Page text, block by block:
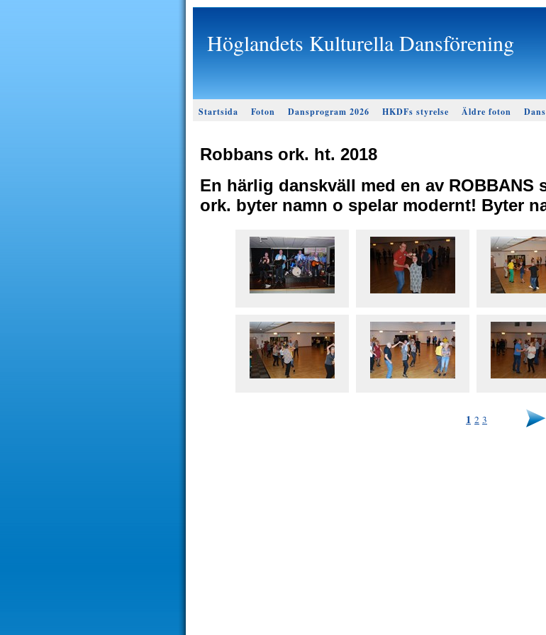
Höglandets Kulturella Dansförening
Startsida Foton Dansprogram 2026 HKDFs styrelse Äldre foton
Robbans ork. ht. 2018
En härlig danskväll med en av
ork. byter namn o spelar modernt! Byter
1 2 3